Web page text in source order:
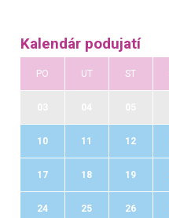
Kalendár podujatí
PO UT ST
10 11 12
17 18 19
24 25 26